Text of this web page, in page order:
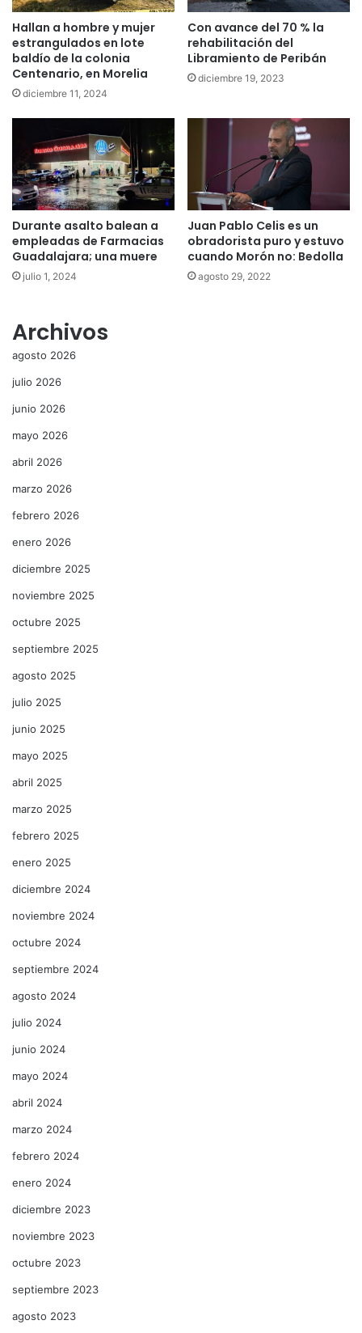
Hallan a hombre y mujer
estrangulados en lote
baldío de la colonia
Centenario, en Morelia
diciembre 11, 2024
Con avance del 70 % la
rehabilitación del
Libramiento de Peribán
diciembre 19, 2023
Durante asalto balean a
empleadas de Farmacias
Guadalajara; una muere
julio 1, 2024
Juan Pablo Celis es un
obradorista puro y estuvo
cuando Morón no: Bedolla
agosto 29, 2022
Archivos
agosto 2026
julio 2026
junio 2026
mayo 2026
abril 2026
marzo 2026
febrero 2026
enero 2026
diciembre 2025
noviembre 2025
octubre 2025
septiembre 2025
agosto 2025
julio 2025
junio 2025
mayo 2025
abril 2025
marzo 2025
febrero 2025
enero 2025
diciembre 2024
noviembre 2024
octubre 2024
septiembre 2024
agosto 2024
julio 2024
junio 2024
mayo 2024
abril 2024
marzo 2024
febrero 2024
enero 2024
diciembre 2023
noviembre 2023
octubre 2023
septiembre 2023
agosto 2023